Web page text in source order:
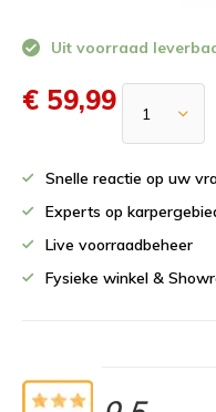
Uit voorraad
€ 59,99
Snelle reactie op uw
Experts op
Live voorraadbeheer
Fysieke winkel &